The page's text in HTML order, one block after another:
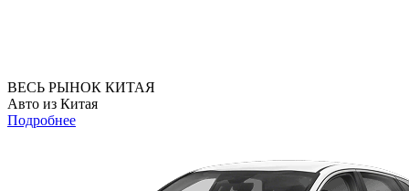
ВЕСЬ РЫНОК КИТАЯ
Авто из Китая
Подробнее